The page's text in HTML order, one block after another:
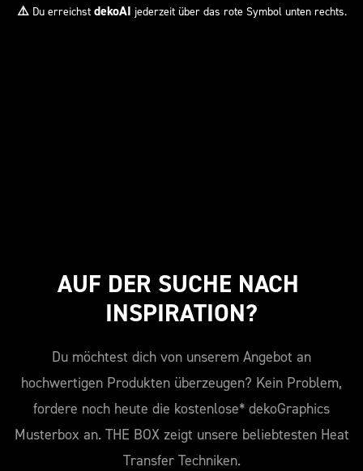
⚠️ Du erreichst dekoAI jederzeit über das rote Symbol unten rechts.
AUF DER SUCHE NACH
INSPIRATION?
Du möchtest dich von unserem Angebot an
hochwertigen Produkten überzeugen? Kein Problem,
fordere noch heute die kostenlose* dekoGraphics
Musterbox an. THE BOX zeigt unsere beliebtesten Heat
Transfer Techniken.